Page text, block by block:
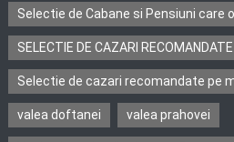
Selectie de Cabane si Pensiuni care
SELECTIE DE CAZARI
Selectie de cazari recomandate pe
valea doftanei valea prahovei